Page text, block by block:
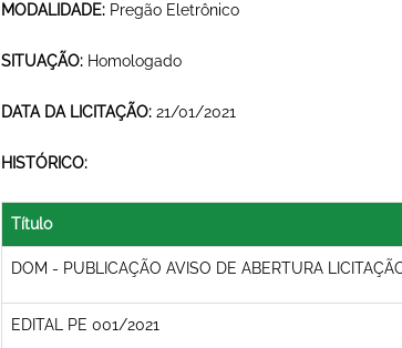
MODALIDADE: Pregão Eletrônico
SITUAÇÃO: Homologado
DATA DA LICITAÇÃO: 21/01/2021
HISTÓRICO:
Título
DOM - PUBLICAÇÃO AVISO DE ABERTURA
EDITAL PE 001/2021